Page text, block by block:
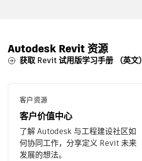
Autodesk Revit 资源
获取 Revit 试用版学习手册 （英文）
客户资源
客户价值中心
了解 Autodesk 与工程建设社区如
何协同工作，分享定义 Revit 未来
发展的想法。